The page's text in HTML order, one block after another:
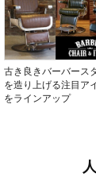
古き良きバーバース
を造り上げる注目ア
をラインアップ